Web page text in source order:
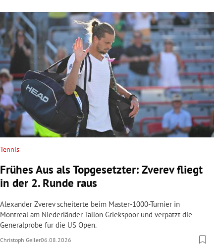
Tennis
Frühes Aus als Topgesetzter: Zverev fliegt
in der 2. Runde raus
Alexander Zverev scheiterte beim Master-1000-Turnier in
Montreal am Niederländer Tallon Griekspoor und verpatzt die
Generalprobe für die US Open.
Christoph Geiler06.08.2026